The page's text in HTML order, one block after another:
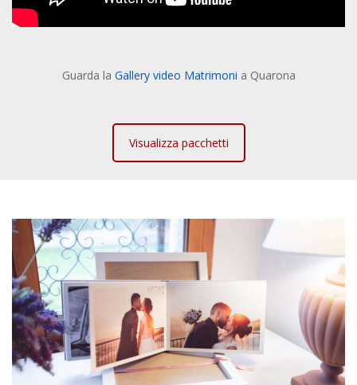
Guarda la Gallery video Matrimoni a Quarona
Visualizza pacchetti